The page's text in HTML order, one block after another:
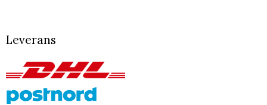
Leverans